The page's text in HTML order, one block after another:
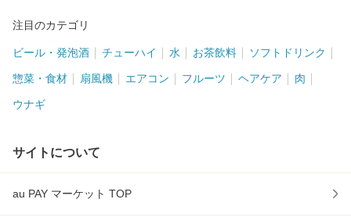
注目のカテゴリ
ビール・発泡酒 チューハイ 水 お茶飲料 ソフトドリンク
惣菜・食材 扇風機 エアコン フルーツ ヘアケア 肉
ウナギ
サイトについて
au PAY マーケット TOP